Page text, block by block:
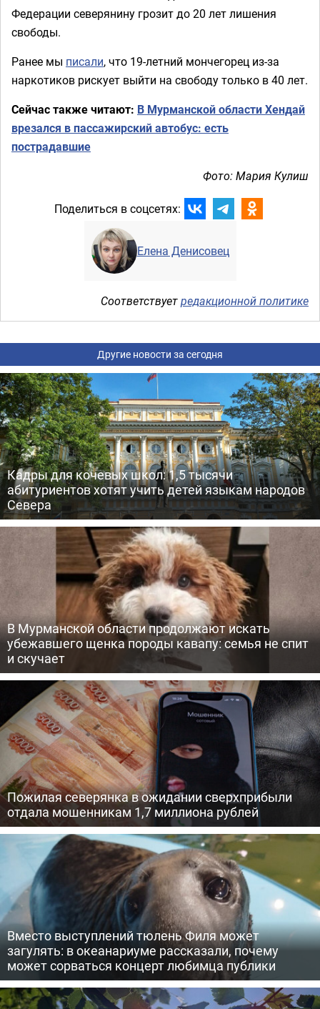
Федерации северянину грозит до 20 лет лишения
свободы.
Ранее мы писали, что 19-летний мончегорец из-за
наркотиков рискует выйти на свободу только в 40 лет.
Сейчас также читают: В Мурманской области Хендай
врезался в пассажирский автобус: есть
пострадавшие
Фото: Мария Кулиш
Поделиться в соцсетях:
Елена Денисовец
Соответствуетредакционной политике
Другие новости за сегодня
Кадры для кочевых школ: 1,5 тысячи
абитуриентов хотят учить детей языкам народов
Севера
В Мурманской области продолжают искать
убежавшего щенка породы кавапу: семья не спит
и скучает
Пожилая северянка в ожидании сверхприбыли
отдала мошенникам 1,7 миллиона рублей
Вместо выступлений тюлень Филя может
загулять: в океанариуме рассказали, почему
может сорваться концерт любимца публики